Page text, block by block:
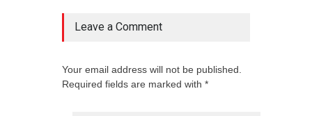
Leave a Comment
Your email address will not be published.
Required fields are marked with *